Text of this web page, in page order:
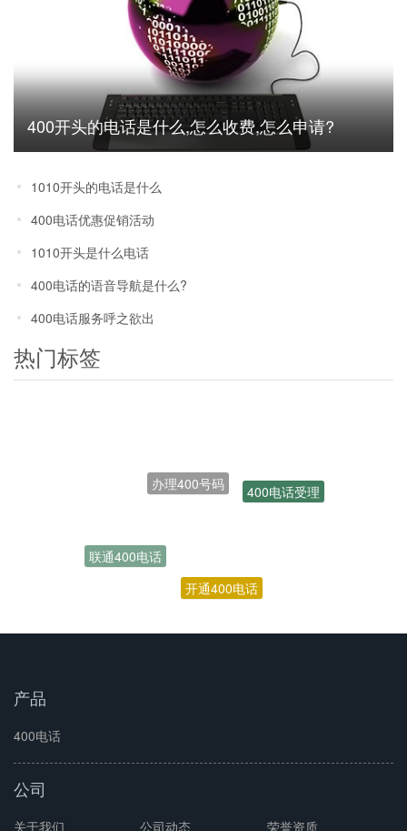
400开头的电话是什么,怎么收费,怎么申请?
1010开头的电话是什么
400电话优惠促销活动
1010开头是什么电话
400电话的语音导航是什么?
400电话服务呼之欲出
热门标签
联通400电话
400电话受理
产品
400电话
公司
关于我们 公司动态 荣誉资质